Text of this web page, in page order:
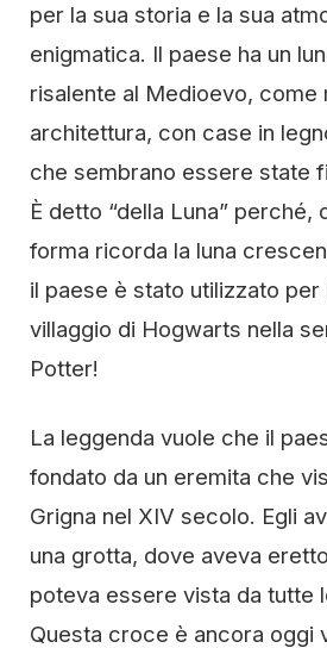
per la sua storia e la sua
enigmatica. Il paese ha un
risalente al Medioevo, come
architettura, con case in
che sembrano essere state
È detto “della Luna” perché,
forma ricorda la luna
il paese è stato utilizzato
villaggio di Hogwarts nella
Potter!
La leggenda vuole che il
fondato da un eremita che
Grigna nel XIV secolo. Egli
una grotta, dove aveva
poteva essere vista da tutte
Questa croce è ancora oggi